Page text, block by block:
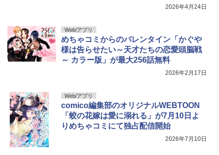
2026年4月24日
Web/アプリ
めちゃコミからのバレンタイン「かぐや
様は告らせたい～天才たちの恋愛頭脳戦
～ カラー版」が最大256話無料
2026年2月17日
Web/アプリ
comico編集部のオリジナルWEBTOON
「蛟の花嫁は愛に溺れる」が7月10日よ
りめちゃコミにて独占配信開始
2026年7月10日